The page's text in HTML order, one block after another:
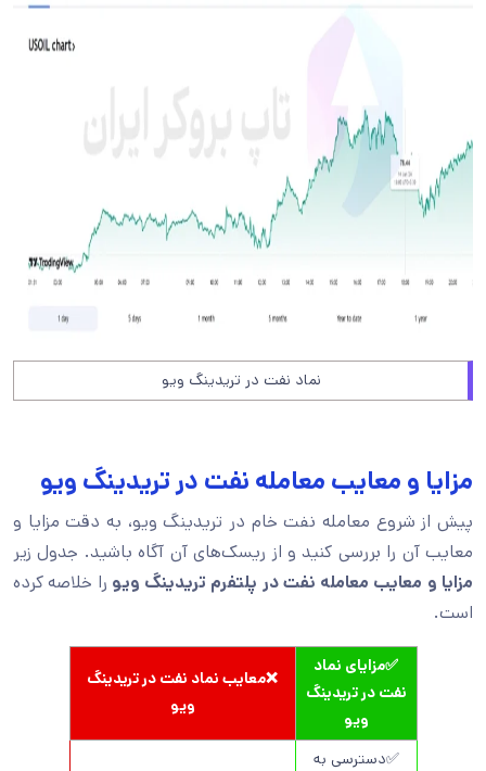
نماد نفت در تریدینگ ویو
مزایا و معایب معامله نفت در تریدینگ ویو
پیش از شروع معامله نفت خام در تریدینگ ویو، به دقت مزایا و
معایب آن را بررسی کنید و از ریسک‌های آن آگاه باشید. جدول زیر
مزایا و معایب معامله نفت در پلتفرم تریدینگ ویو را خلاصه کرده
است.
✅مزایای نماد
نفت در تریدینگ
ویو
❌معایب نماد نفت در تریدینگ
ویو
✅دسترسی به